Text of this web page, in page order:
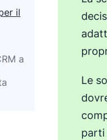
Le
parti
il
a